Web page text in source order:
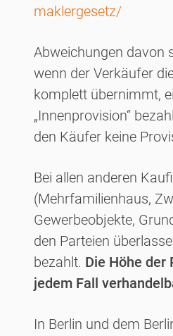
maklergesetz/
Abweichungen davon
wenn der Verkäufer
komplett übernimmt,
„Innenprovision“
den Käufer keine
Bei allen anderen
(Mehrfamilienhaus,
Gewerbeobjekte,
den Parteien
bezahlt. Die Höhe der
jedem Fall
In Berlin und dem